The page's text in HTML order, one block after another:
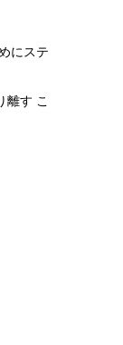
にステ
離す こ